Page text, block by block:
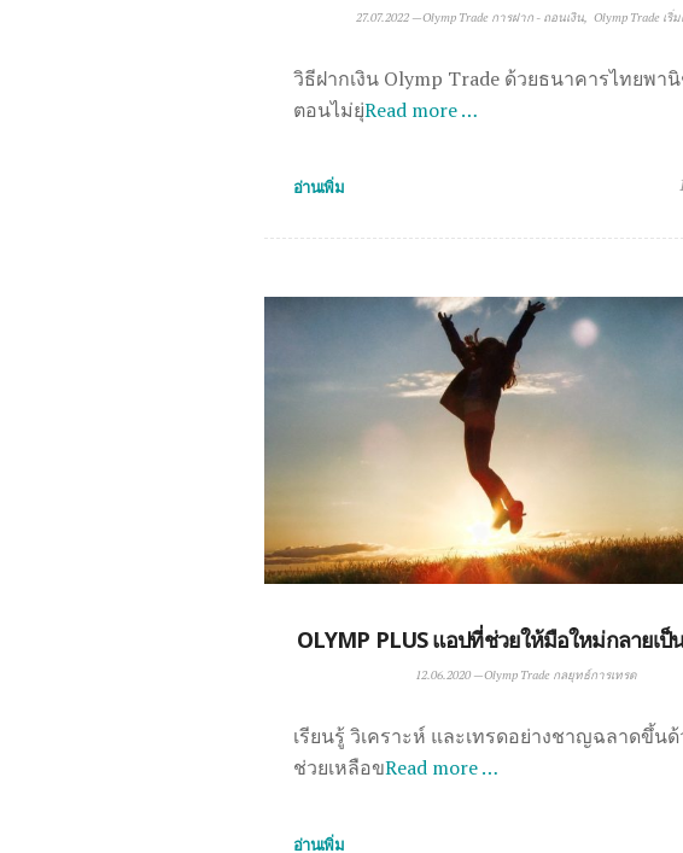
27.07.2022—Olymp Trade การฝาก - ถอนเงิน Olymp Trade เริ่
วิธีฝากเงิน Olymp Trade ด้วยธนาคารไทยพา
ตอนไม่ยุ่Read more …
อ่านเพิ่ม
OLYMP PLUS แอปที่ช่วยให้มือใหม่กลายเ
12.06.2020 —Olymp Trade กลยุทธ์การเทรด
เรียนรู้ วิเคราะห์ และเทรดอย่างชาญฉลาดขึ้น
ช่วยเหลือขRead more …
อ่านเพิ่ม